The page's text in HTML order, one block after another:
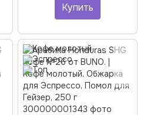
Купить